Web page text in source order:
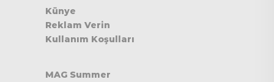
Künye
Reklam Verin
Kullanım Koşulları
MAG Summer